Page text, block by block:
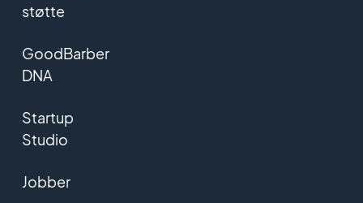
støtte
GoodBarber
DNA
Startup
Studio
Jobber